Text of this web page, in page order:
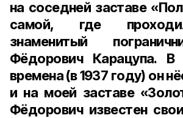
на соседней заставе
самой, где
знаменитый
Фёдорович Карацупа. В
времена (в 1937 году) он
и на моей заставе
Фёдорович известен